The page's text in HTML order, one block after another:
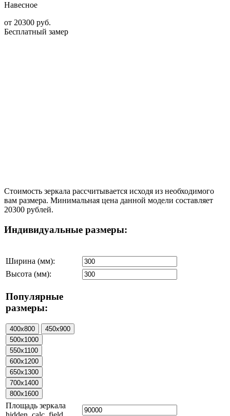
Навесное
от 20300 руб.
Бесплатный замер
Стоимость зеркала рассчитывается исходя из необходимого
вам размера. Минимальная цена данной модели составляет
20300 рублей.
Индивидуальные размеры:
Ширина (мм):
Высота (мм):
Популярные
размеры:
Площадь зеркала